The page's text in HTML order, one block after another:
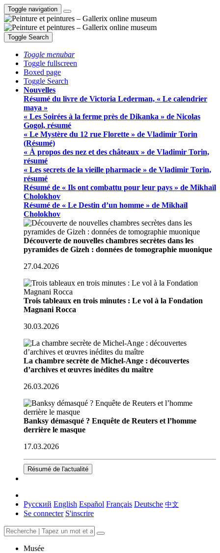
Toggle navigation
Toggle Search
Toggle menubar
Toggle fullscreen
Boxed page
Toggle Search
Nouvelles
Résumé du livre de Victoria Lederman, « Le calendrier
maya »
« Les Soirées à la ferme près de Dikanka » de Nicolas
Gogol, résumé
« Le Mystère du 12 rue Florette » de Vladimir Torin
(Résumé)
« À propos des nez et des châteaux » de Vladimir Torin,
résumé
« Les secrets de la vieille pharmacie » de Vladimir Torin,
résumé
Résumé de « Ils ont combattu pour leur pays » de Mikhaïl
Cholokhov
Résumé de « Le Destin d’un homme » de Mikhaïl
Cholokhov
Découverte de nouvelles chambres secrètes dans les
pyramides de Gizeh : données de tomographie muonique
27.04.2026
Trois tableaux en trois minutes : Le vol à la Fondation
Magnani Rocca
30.03.2026
La chambre secrète de Michel-Ange : découvertes
d’archives et œuvres inédites du maître
26.03.2026
Banksy démasqué ? Enquête de Reuters et l’homme
derrière le masque
17.03.2026
Résumé de l'actualité
Русский English Español Français Deutsche 中文
Se connecter S'inscrire
Musée